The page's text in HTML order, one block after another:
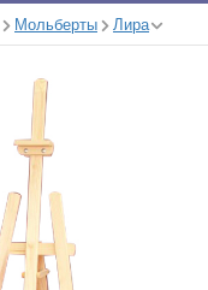
Мольберты Лира